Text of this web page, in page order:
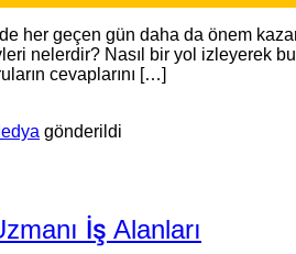
her geçen gün daha da önem
nelerdir? Nasıl bir yol izleyerek
cevaplarını […]
gönderildi
İş Alanları